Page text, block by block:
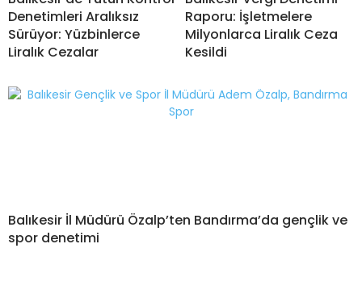
Denetimleri Aralıksız
Sürüyor: Yüzbinlerce
Liralık Cezalar
Raporu: İşletmelere
Milyonlarca Liralık Ceza
Kesildi
Balıkesir İl Müdürü Özalp’ten Bandırma’da gençlik ve
spor denetimi